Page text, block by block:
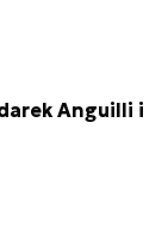
Anguilli i